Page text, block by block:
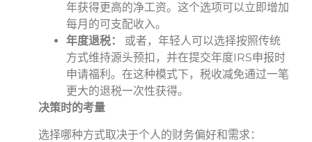
年获得更高的净工资。这个选项可以立即增加
每月的可支配收入。
年度退税：
或者，年轻人可以选择按照传统
方式维持源头预扣，并在提交年度IRS申报时
申请福利。在这种模式下，税收减免通过一笔
更大的退税一次性获得。
决策时的考量
选择哪种方式取决于个人的财务偏好和需求：